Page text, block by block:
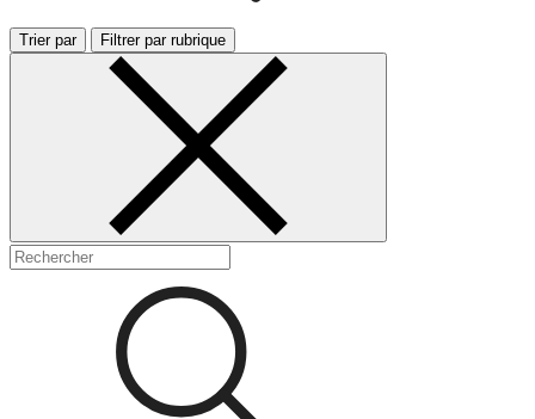
Trier par Filtrer par rubrique